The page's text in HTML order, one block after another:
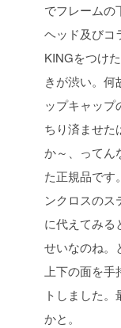
でフレームの
ヘッド及びコ
KINGをつけ
きが渋い。何
ップキャップ
ちり済ませ
か～、ってん
た正規品です
ンクロスのス
に代えてみる
せいなのね。
上下の面を手
トしました
かと。